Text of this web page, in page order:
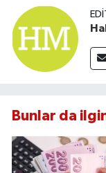
Bunlar da